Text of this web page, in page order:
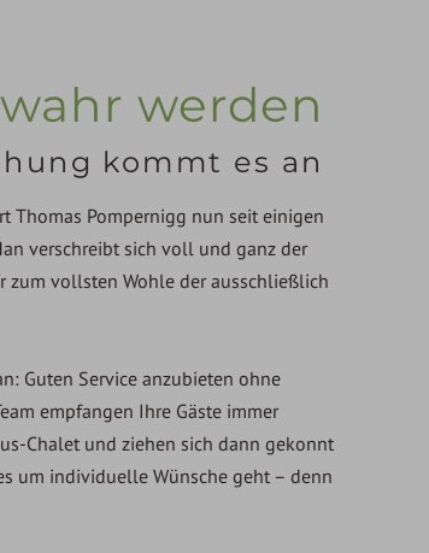
werden
kommt es an
Pompernigg nun seit einigen
verschreibt sich voll und ganz der
zum vollsten Wohle der ausschließlich
Guten Service anzubieten ohne
empfangen Ihre Gäste immer
Chalet und ziehen sich dann gekonnt
um individuelle Wünsche geht – denn